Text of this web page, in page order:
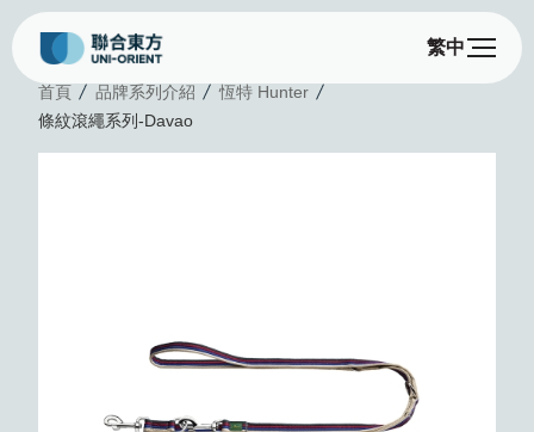
繁中
首頁 品牌系列介紹
恆特 Hunter
條紋滾繩系列-Davao